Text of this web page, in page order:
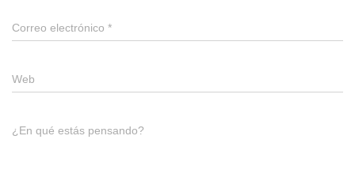
Correo electrónico *
Web
¿En qué estás pensando?